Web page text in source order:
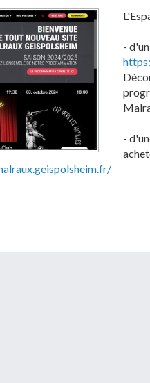
-
-
personnelles
de Geispolsheim.